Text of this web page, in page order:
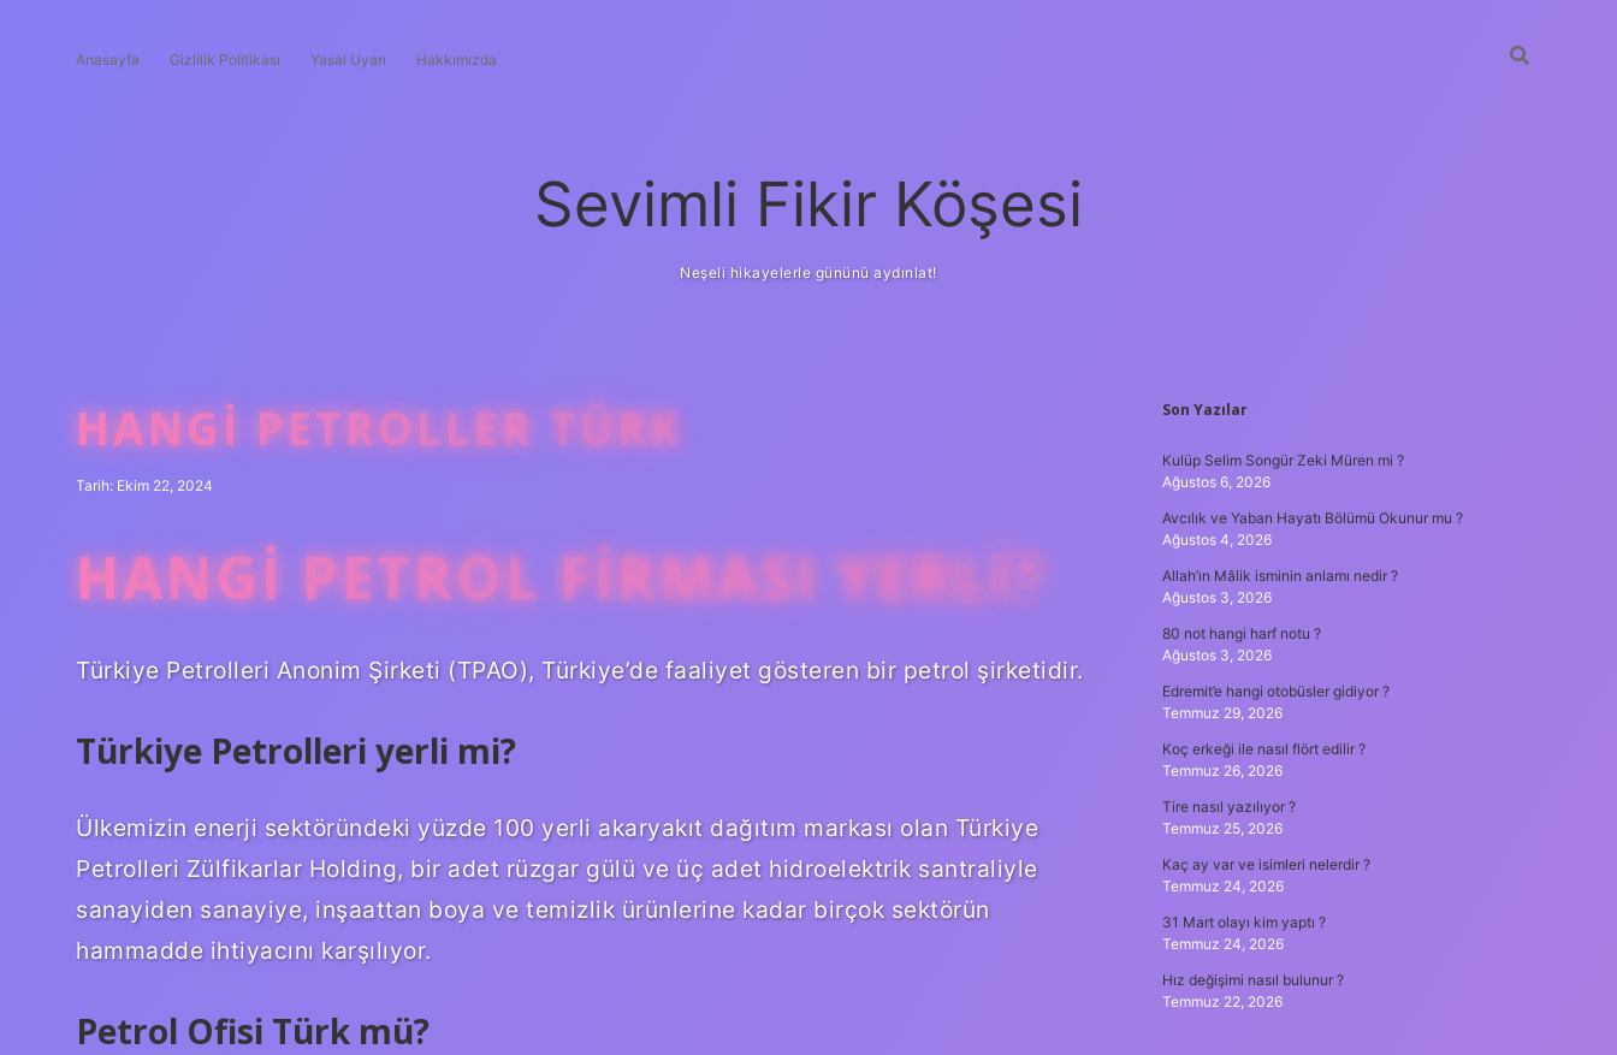
Anasayfa Gizlilik Politikası Yasal Uyarı Hakkımızda
Sevimli Fikir Köşesi
Neşeli hikayelerle gününü aydınlat!
HANGI PETROLLER TÜRK
Tarih: Ekim 22, 2024
HANGI PETROL FIRMASI YERLI?
Türkiye Petrolleri Anonim Şirketi (TPAO), Türkiye’de faaliyet gösteren bir petrol şirketidir.
Türkiye Petrolleri yerli mi?
Ülkemizin enerji sektöründeki yüzde 100 yerli akaryakıt dağıtım markası olan Türkiye
Petrolleri Zülfikarlar Holding, bir adet rüzgar gülü ve üç adet hidroelektrik santraliyle
sanayiden sanayiye, inşaattan boya ve temizlik ürünlerine kadar birçok sektörün
hammadde ihtiyacını karşılıyor.
Petrol Ofisi Türk mü?
SIDEBAR
Son Yazılar
Kulüp Selim Songür Zeki Müren mi ?
Ağustos 6, 2026
Avcılık ve Yaban Hayatı Bölümü Okunur mu ?
Ağustos 4, 2026
Allah’ın Mâlik isminin anlamı nedir ?
Ağustos 3, 2026
80 not hangi harf notu ?
Ağustos 3, 2026
Edremit’e hangi otobüsler gidiyor ?
Temmuz 29, 2026
Koç erkeği ile nasıl flört edilir ?
Temmuz 26, 2026
Tire nasıl yazılıyor ?
Temmuz 25, 2026
Kaç ay var ve isimleri nelerdir ?
Temmuz 24, 2026
31 Mart olayı kim yaptı ?
Temmuz 24, 2026
Hız değişimi nasıl bulunur ?
Temmuz 22, 2026